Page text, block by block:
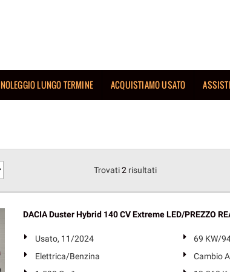
NOLEGGIO LUNGO TERMINE ACQUISTIAMO USATO
Trovati2 risultati
DACIA Duster Hybrid 140 CV Extreme LED/PREZZO
Usato, 11/2024
69 KW/
Elettrica/Benzina
Cambio